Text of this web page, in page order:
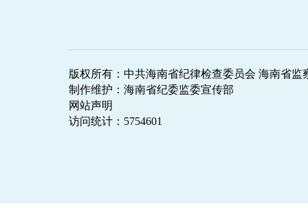
版权所有：中共海南省纪律检查委员会 海南省监
制作维护：海南省纪委监委宣传部
网站声明
访问统计： 5754601